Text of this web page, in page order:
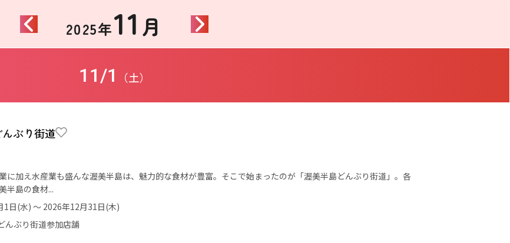
2025年11 月
11/1 （土）
ぶり街道
に加え水産業も盛んな渥美半島は、魅力的な食材が豊富。そこで始まったのが「渥美半島どんぶり街道」。各
半島の食材...
1日(水) ～ 2026年12月31日(木)
んぶり街道参加店舗